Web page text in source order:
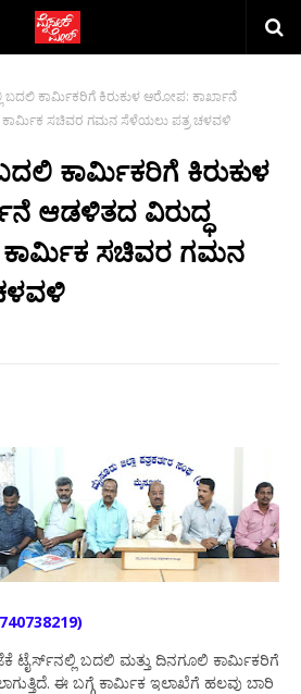
ಬದಲಿ ಕಾರ್ಮಿಕರಿಗೆ ಕಿರುಕುಳ ಆರೋಪ: ಕಾರ್ಖಾನೆ
ಕಾರ್ಮಿಕ ಸಚಿವರ ಗಮನ ಸೆಳೆಯಲು ಪತ್ರ ಚಳವಳಿ
ಕಾರ್ಮಿಕರಿಗೆ ಕಿರುಕುಳ
ಆಡಳಿತದ ವಿರುದ್ಧ
ಕಾರ್ಮಿಕ ಸಚಿವರ ಗಮನ
ಟೈರ್ಸ್‍ನಲ್ಲಿ ಬದಲಿ ಮತ್ತು ದಿನಗೂಲಿ ಕಾರ್ಮಿಕರಿಗೆ
ಈ ಬಗ್ಗೆ ಕಾರ್ಮಿಕ ಇಲಾಖೆಗೆ ಹಲವು ಬಾರಿ